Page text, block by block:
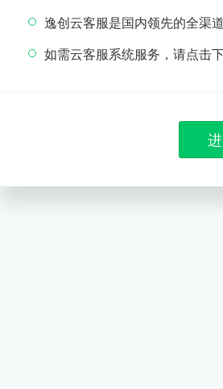
逸创云客服是国内领先的全渠
如需云客服系统服务，请点击